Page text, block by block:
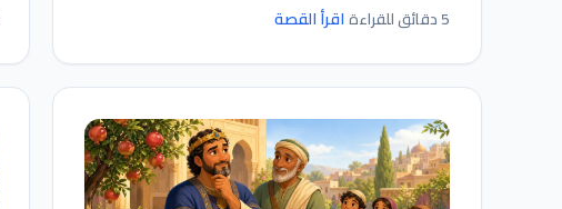
5 دقائق للقراءة اقرأ القصة